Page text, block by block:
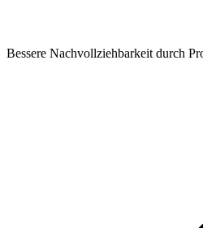
Bessere Nachvollziehbarkeit durch